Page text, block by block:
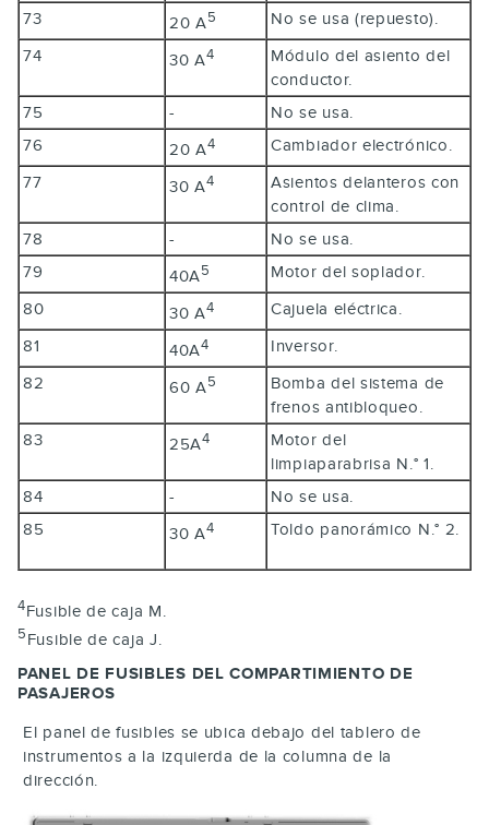
73 20 A5
No se usa (repuesto).
74
30 A4
Módulo del asiento del
conductor.
75
-
No se usa.
76
20 A4
Cambiador electrónico.
77
30 A4
Asientos delanteros con
control de clima.
78
-
No se usa.
79
40A5
Motor del soplador.
80
30 A4
Cajuela eléctrica.
81
40A4
Inversor.
82
60 A5
Bomba del sistema de
frenos antibloqueo.
83
25A4
Motor del
limpiaparabrisa N.° 1.
84
-
No se usa.
85
30 A4 Toldo panorámico N.° 2.
4Fusible de caja M.
5 Fusible de caja J.
PANEL DE FUSIBLES DEL COMPARTIMIENTO DE
PASAJEROS
El panel de fusibles se ubica debajo del tablero de
instrumentos a la izquierda de la columna de la
dirección.